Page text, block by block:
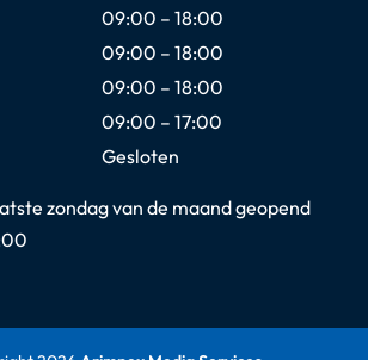
09:00 – 18:00
09:00 – 18:00
09:00 – 18:00
09:00 – 17:00
Gesloten
zondag van de maand geopend